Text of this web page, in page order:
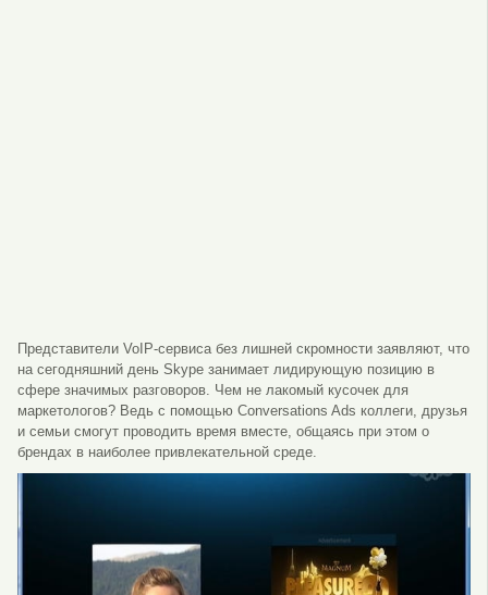
Представители VoIP-сервиса без лишней скромности заявляют, что
на сегодняшний день Skype занимает лидирующую позицию в
сфере значимых разговоров. Чем не лакомый кусочек для
маркетологов? Ведь с помощью Conversations Ads коллеги, друзья
и семьи смогут проводить время вместе, общаясь при этом о
брендах в наиболее привлекательной среде.